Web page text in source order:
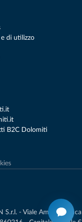
di utilizzo
B2C Dolomiti
- Viale Amedeo Duca